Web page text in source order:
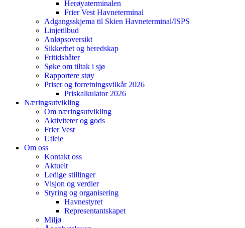
Herøyaterminalen
Frier Vest Havneterminal
Adgangsskjema til Skien Havneterminal/ISPS
Linjetilbud
Anløpsoversikt
Sikkerhet og beredskap
Fritidsbåter
Søke om tiltak i sjø
Rapportere støy
Priser og forretningsvilkår 2026
Priskalkulator 2026
Næringsutvikling
Om næringsutvikling
Aktiviteter og gods
Frier Vest
Utleie
Om oss
Kontakt oss
Aktuelt
Ledige stillinger
Visjon og verdier
Styring og organisering
Havnestyret
Representantskapet
Miljø